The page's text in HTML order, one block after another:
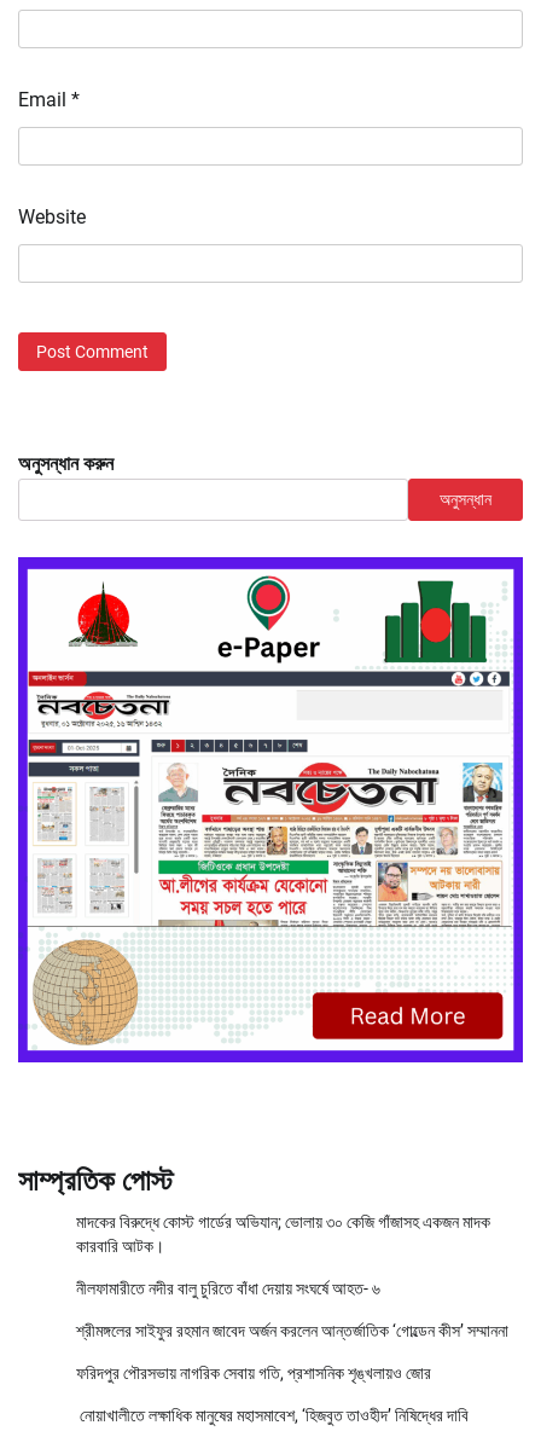
Email *
Website
অনুসন্ধান করুন
অনুসন্ধান
সাম্প্রতিক পোস্ট
মাদকের বিরুদ্ধে কোস্ট গার্ডের অভিযান; ভোলায় ৩০ কেজি গাঁজাসহ একজন মাদক
কারবারি আটক।
নীলফামারীতে নদীর বালু চুরিতে বাঁধা দেয়ায় সংঘর্ষে আহত- ৬
শ্রীমঙ্গলের সাইফুর রহমান জাবেদ অর্জন করলেন আন্তর্জাতিক ‘গোল্ডেন কীস’ সম্মাননা
ফরিদপুর পৌরসভায় নাগরিক সেবায় গতি, প্রশাসনিক শৃঙ্খলায়ও জোর
নোয়াখালীতে লক্ষাধিক মানুষের মহাসমাবেশ, ‘হিজবুত তাওহীদ’ নিষিদ্ধের দাবি